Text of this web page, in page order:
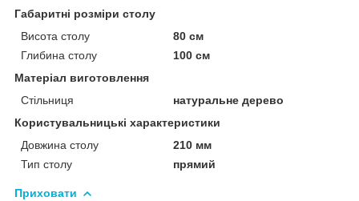
Габаритні розміри столу
Висота столу
80 см
Глибина столу
100 см
Матеріал виготовлення
Стільниця
натуральне дерево
Користувальницькі характеристики
Довжина столу
210 мм
Тип столу
прямий
Приховати